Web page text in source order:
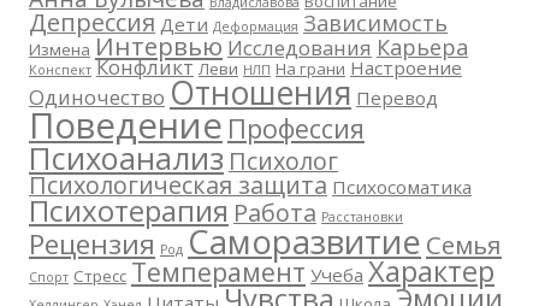
Депрессия Дети Деформация Зависимость
Измена Интервью Исследования Карьера
Конспект Конфликт Леви НЛП На грани Настроение
Одиночество Отношения Перевод
Поведение Профессия
Психоанализ Психолог
Психологическая защита Психосоматика
Психотерапия Работа Расстановки
Рецензия Род Саморазвитие Семья
Спорт Стресс Темперамент Учеба Характер